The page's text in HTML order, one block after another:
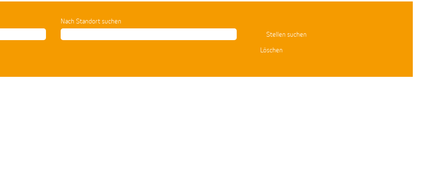
Nach Standort suchen
Löschen